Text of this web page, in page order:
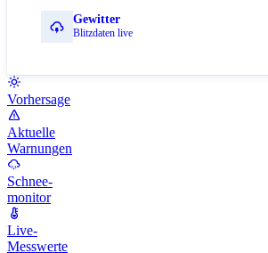
Gewitter
Blitzdaten live
Vorhersage
Aktuelle
Warnungen
Schnee-
monitor
Live-
Messwerte